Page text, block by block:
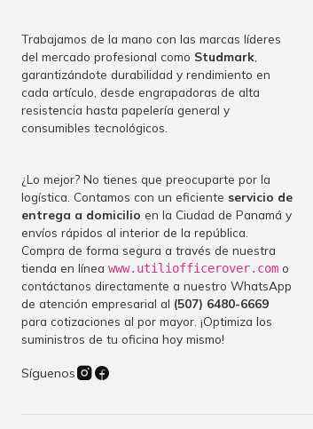
Trabajamos de la mano con las marcas líderes
del mercado profesional como Studmark
garantizándote durabilidad y rendimiento en
cada artículo, desde engrapadoras de alta
resistencia hasta papelería general y
consumibles tecnológicos.
¿Lo mejor? No tienes que preocuparte por la
logística. Contamos con un eficiente servicio de
entrega a domicilio en la Ciudad de Panamá y
envíos rápidos al interior de la república.
Compra de forma segura a través de nuestra
tienda en línea www.utiliofficerover.com o
contáctanos directamente a nuestro WhatsApp
de atención empresarial al (507) 6480-6669
para cotizaciones al por mayor. ¡Optimiza los
suministros de tu oficina hoy mismo!
Síguenos